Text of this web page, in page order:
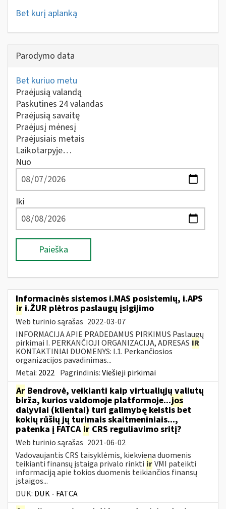
Bet kurį aplanką
Parodymo data
Bet kuriuo metu
Praėjusią valandą
Paskutines 24 valandas
Praėjusią savaitę
Praėjusį mėnesį
Praėjusiais metais
Laikotarpyje…
Nuo
Iki
Paieška
Informacinės sistemos i.MAS posistemių, i.APS
ir i.ŽUR plėtros paslaugų įsigijimo
Web turinio sąrašas 2022-03-07
INFORMACIJA APIE PRADEDAMUS PIRKIMUS Paslaugų
pirkimai I. PERKANČIOJI ORGANIZACIJA, ADRESAS IR
KONTAKTINIAI DUOMENYS: I.1. Perkančiosios
organizacijos pavadinimas...
Metai: 2022 Pagrindinis:Viešieji pirkimai
Ar Bendrovė, veikianti kaip virtualiųjų valiutų
birža, kurios valdomoje platformoje...jos
dalyviai (klientai) turi galimybę keistis bet
kokių rūšių jų turimais skaitmeniniais...,
patenka į FATCA ir CRS reguliavimo sritį?
Web turinio sąrašas 2021-06-02
Vadovaujantis CRS taisyklėmis, kiekviena duomenis
teikianti finansų įstaiga privalo rinkti irVMI pateikti
informaciją apie tokios duomenis teikiančios finansų
įstaigos...
DUK: DUK - FATCA